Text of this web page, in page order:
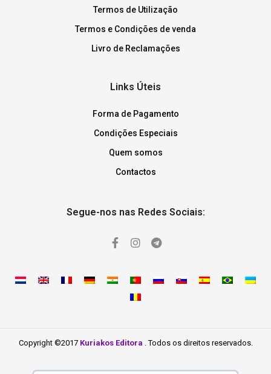
Termos de Utilização
Termos e Condições de venda
Livro de Reclamações
Links Úteis
Forma de Pagamento
Condições Especiais
Quem somos
Contactos
Segue-nos nas Redes Sociais:
Copyright ©2017 Kuriakos Editora . Todos os direitos reservados.